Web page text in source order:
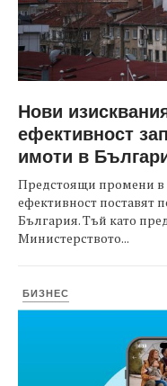
Нови
ефективност
имоти в
Предстоящи промени в
ефективност поставят
България. Тъй като
Министерството...
БИЗНЕС